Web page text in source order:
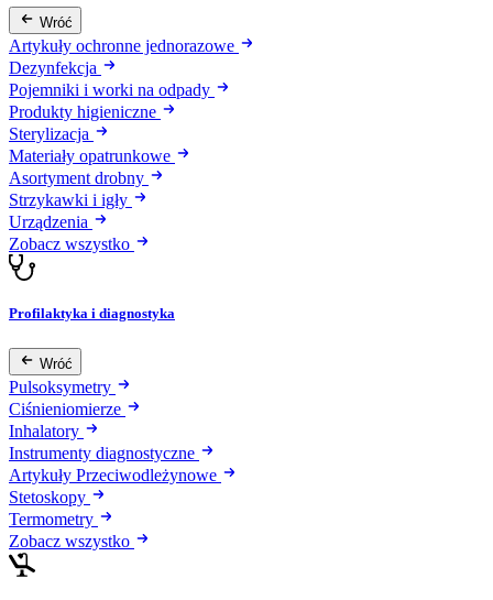
Wróć
Artykuły ochronne jednorazowe
Dezynfekcja
Pojemniki i worki na odpady
Produkty higieniczne
Sterylizacja
Materiały opatrunkowe
Asortyment drobny
Strzykawki i igły
Urządzenia
Zobacz wszystko
Profilaktyka i diagnostyka
Wróć
Pulsoksymetry
Ciśnieniomierze
Inhalatory
Instrumenty diagnostyczne
Artykuły Przeciwodleżynowe
Stetoskopy
Termometry
Zobacz wszystko